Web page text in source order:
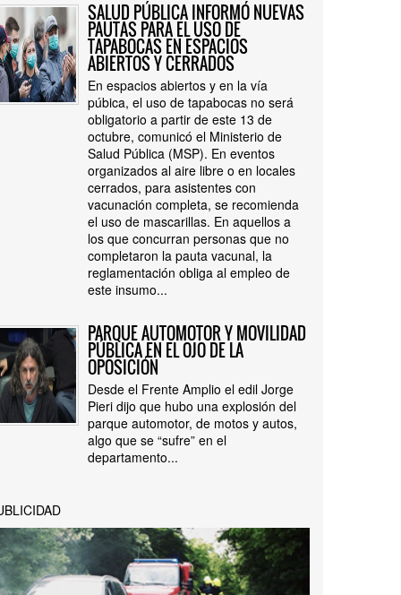
SALUD PÚBLICA INFORMÓ NUEVAS
PAUTAS PARA EL USO DE
TAPABOCAS EN ESPACIOS
ABIERTOS Y CERRADOS
En espacios abiertos y en la vía
púbica, el uso de tapabocas no será
obligatorio a partir de este 13 de
octubre, comunicó el Ministerio de
Salud Pública (MSP). En eventos
organizados al aire libre o en locales
cerrados, para asistentes con
vacunación completa, se recomienda
el uso de mascarillas. En aquellos a
los que concurran personas que no
completaron la pauta vacunal, la
reglamentación obliga al empleo de
este insumo...
PARQUE AUTOMOTOR Y MOVILIDAD
PÚBLICA EN EL OJO DE LA
OPOSICIÓN
Desde el Frente Amplio el edil Jorge
Pieri dijo que hubo una explosión del
parque automotor, de motos y autos,
algo que se “sufre” en el
departamento...